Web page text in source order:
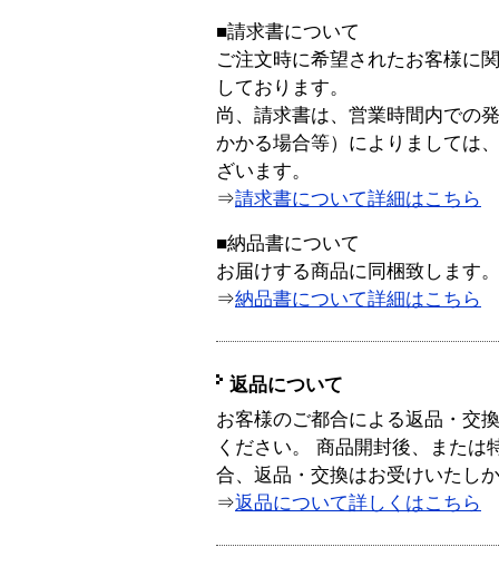
■請求書について
ご注文時に希望されたお客様に
しております。
尚、請求書は、営業時間内での
かかる場合等）によりましては
ざいます。
⇒請求書について詳細はこちら
■納品書について
お届けする商品に同梱致します。
⇒納品書について詳細はこちら
返品について
お客様のご都合による返品・交
ください。 商品開封後、または
合、返品・交換はお受けいたし
⇒返品について詳しくはこちら